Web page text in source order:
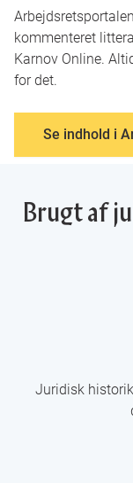
kommenteret
Karnov Online.
for det.
Se indhold i
Brugt af
Juridisk